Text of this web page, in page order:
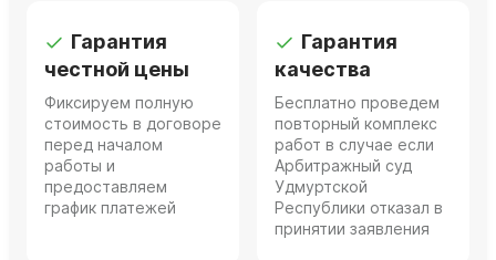
Гарантия
честной цены
Фиксируем полную
стоимость в договоре
перед началом
работы и
предоставляем
график платежей
Гарантия
качества
Бесплатно проведем
повторный комплекс
работ в случае если
Арбитражный суд
Удмуртской
Республики отказал в
принятии заявления